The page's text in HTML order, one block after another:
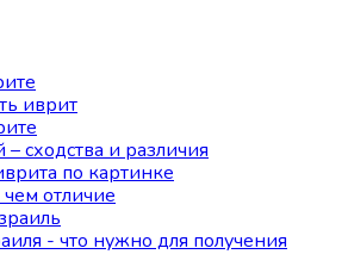
иврит
сходства и различия
по картинке
отличие
- что нужно для получения